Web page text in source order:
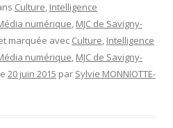
Culture, Intelligence
numérique, MJC de Savigny-
marquée avec Culture, Intelligence
numérique, MJC de Savigny-
20 juin 2015 par Sylvie MONNIOTTE-